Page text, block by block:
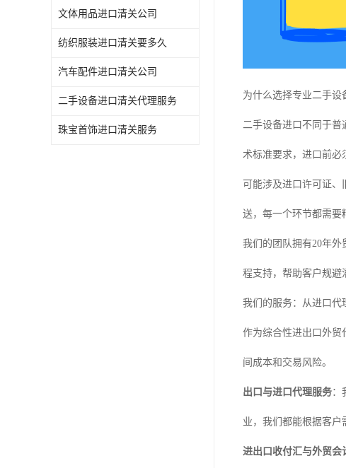
文体用品进口清关公司
纺织服装进口清关要多久
汽车配件进口清关公司
二手设备进口清关代理服务
珠宝首饰进口清关服务
为什么选择专业二手设
二手设备进口不同于普
术标准要求，进口前必
可能涉及进口许可证
送，每一个环节都需要
我们的团队拥有20年
程支持，帮助客户规避
我们的服务：从进口代
作为综合性进出口外贸
间成本和交易风险。
出口与进口代理服务：
业，我们都能根据客户
进出口收付汇与外贸会